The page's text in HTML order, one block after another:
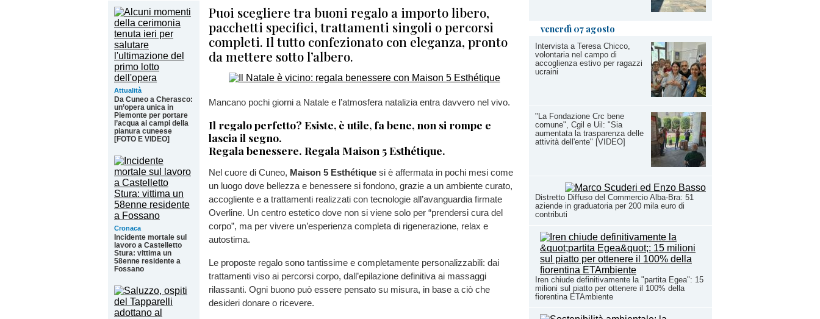
venerdì 07 agosto
Intervista a Teresa Chicco,
volontaria nel campo di
accoglienza estivo per ragazzi
ucraini
"La Fondazione Crc bene
comune", Cgil e Uil: "Sia
aumentata la trasparenza delle
attività dell'ente" [VIDEO]
Distretto Diffuso del Commercio Alba-Bra: 51
aziende in graduatoria per 200 mila euro di
contributi
Iren chiude definitivamente la "partita Egea": 15
milioni sul piatto per ottenere il 100% della
fiorentina ETAmbiente
Attualità
Da Cuneo a Cherasco:
un’opera unica in
Piemonte per portare
l’acqua ai campi della
pianura cuneese
[FOTO E VIDEO]
Cronaca
Incidente mortale sul
lavoro a Castelletto
Stura: vittima un
58enne residente a
Fossano
Puoi scegliere tra buoni regalo a importo libero,
pacchetti specifici, trattamenti singoli o percorsi
completi. Il tutto confezionato con eleganza, pronto
da mettere sotto l’albero.
Mancano pochi giorni a Natale e l’atmosfera natalizia entra davvero nel vivo.
Il regalo perfetto? Esiste, è utile, fa bene, non si rompe e
lascia il segno.
Regala benessere. Regala Maison 5 Esthétique.
Nel cuore di Cuneo, Maison 5 Esthétique si è affermata in pochi mesi come
un luogo dove bellezza e benessere si fondono, grazie a un ambiente curato,
accogliente e a trattamenti realizzati con tecnologie all’avanguardia firmate
Overline. Un centro estetico dove non si viene solo per “prendersi cura del
corpo”, ma per vivere un’esperienza completa di rigenerazione, relax e
autostima.
Le proposte regalo sono tantissime e completamente personalizzabili: dai
trattamenti viso ai percorsi corpo, dall’epilazione definitiva ai massaggi
rilassanti. Ogni buono può essere pensato su misura, in base a ciò che
desideri donare o ricevere.